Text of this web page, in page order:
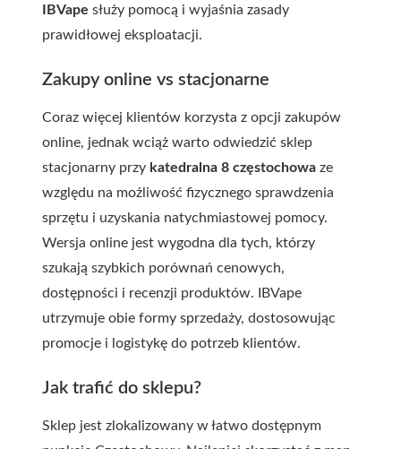
IBVape służy pomocą i wyjaśnia zasady
prawidłowej eksploatacji.
Zakupy online vs stacjonarne
Coraz więcej klientów korzysta z opcji zakupów
online, jednak wciąż warto odwiedzić sklep
stacjonarny przy katedralna 8 częstochowa ze
względu na możliwość fizycznego sprawdzenia
sprzętu i uzyskania natychmiastowej pomocy.
Wersja online jest wygodna dla tych, którzy
szukają szybkich porównań cenowych,
dostępności i recenzji produktów. IBVape
utrzymuje obie formy sprzedaży, dostosowując
promocje i logistykę do potrzeb klientów.
Jak trafić do sklepu?
Sklep jest zlokalizowany w łatwo dostępnym